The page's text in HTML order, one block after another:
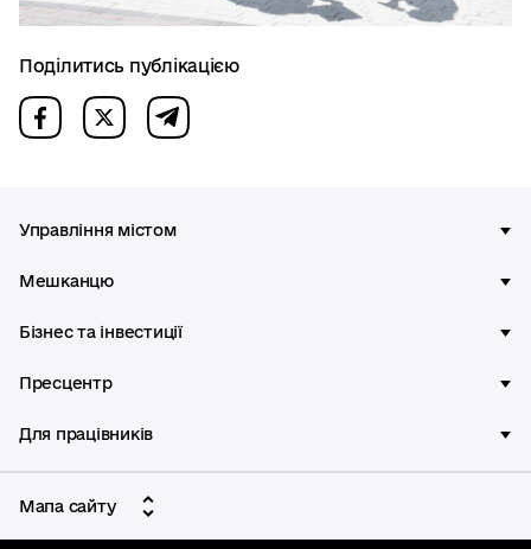
Поділитись публікацією
Управління містом
Мешканцю
Бізнес та інвестиції
Пресцентр
Для працівників
Мапа сайту